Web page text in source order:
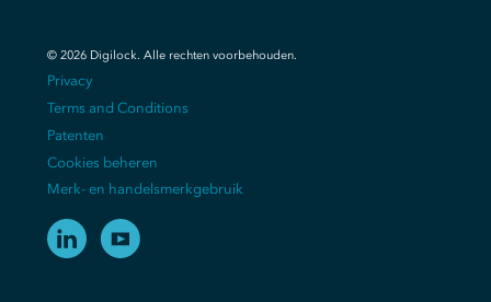
© 2026Digilock. Alle rechten voorbehouden.
Privacy
Terms and Conditions
Patenten
Cookies beheren
Merk- en handelsmerkgebruik